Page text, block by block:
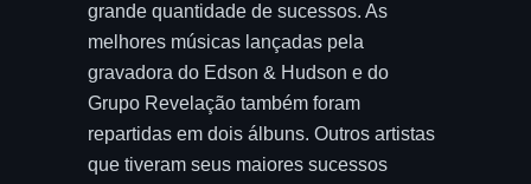
grande quantidade de sucessos. As
melhores músicas lançadas pela
gravadora do Edson & Hudson e do
Grupo Revelação também foram
repartidas em dois álbuns. Outros artistas
que tiveram seus maiores sucessos